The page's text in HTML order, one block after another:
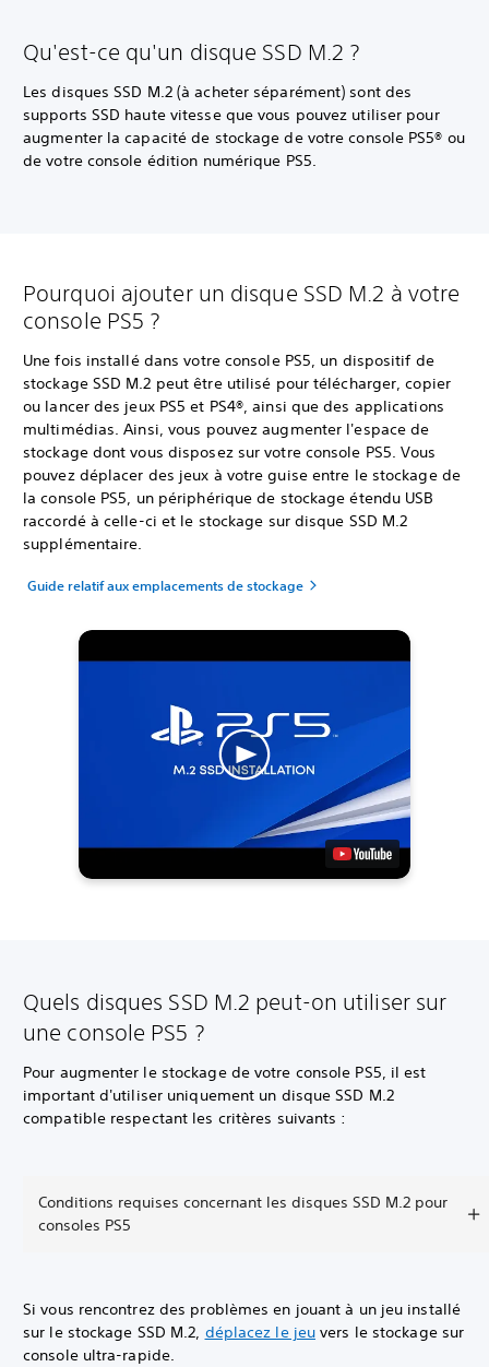
Qu'est-ce qu'un disque SSD M.2 ?
Les disques SSD M.2 (à acheter séparément) sont des
supports SSD haute vitesse que vous pouvez utiliser pour
augmenter la capacité de stockage de votre console PS5® ou
de votre console édition numérique PS5.
Pourquoi ajouter un disque SSD M.2 à votre
console PS5 ?
Une fois installé dans votre console PS5, un dispositif de
stockage SSD M.2 peut être utilisé pour télécharger, copier
ou lancer des jeux PS5 et PS4®, ainsi que des applications
multimédias. Ainsi, vous pouvez augmenter l'espace de
stockage dont vous disposez sur votre console PS5. Vous
pouvez déplacer des jeux à votre guise entre le stockage de
la console PS5, un périphérique de stockage étendu USB
raccordé à celle-ci et le stockage sur disque SSD M.2
supplémentaire.
Guide relatif aux emplacements de stockage
Quels disques SSD M.2 peut-on utiliser sur
une console PS5 ?
Pour augmenter le stockage de votre console PS5, il est
important d'utiliser uniquement un disque SSD M.2
compatible respectant les critères suivants :
Conditions requises concernant les disques SSD M.2 pour
consoles PS5
Si vous rencontrez des problèmes en jouant à un jeu installé
sur le stockage SSD M.2, déplacez le jeu vers le stockage sur
console ultra-rapide.